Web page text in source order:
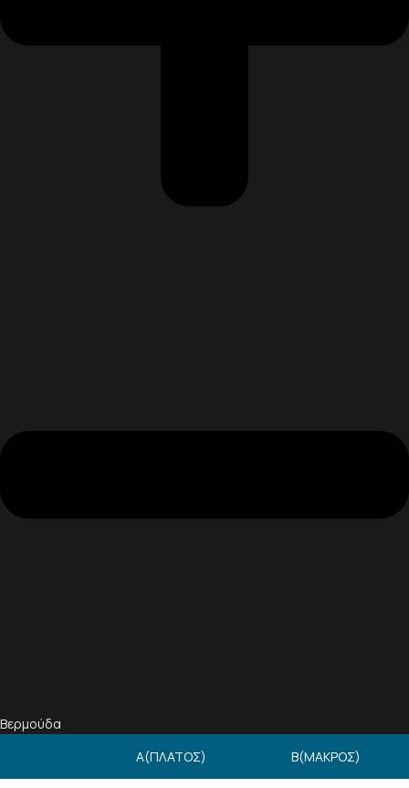
Βερμούδα
Α(ΠΛΑΤΟΣ)
Β(ΜΑΚΡΟΣ)